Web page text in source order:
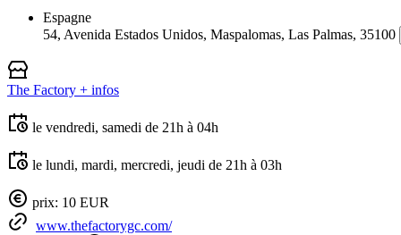
Espagne
54, Avenida Estados Unidos, Maspalomas, Las Palmas, 35100
The Factory + infos
le vendredi, samedi de 21h à 04h
le lundi, mardi, mercredi, jeudi de 21h à 03h
prix: 10 EUR
www.thefactorygc.com/